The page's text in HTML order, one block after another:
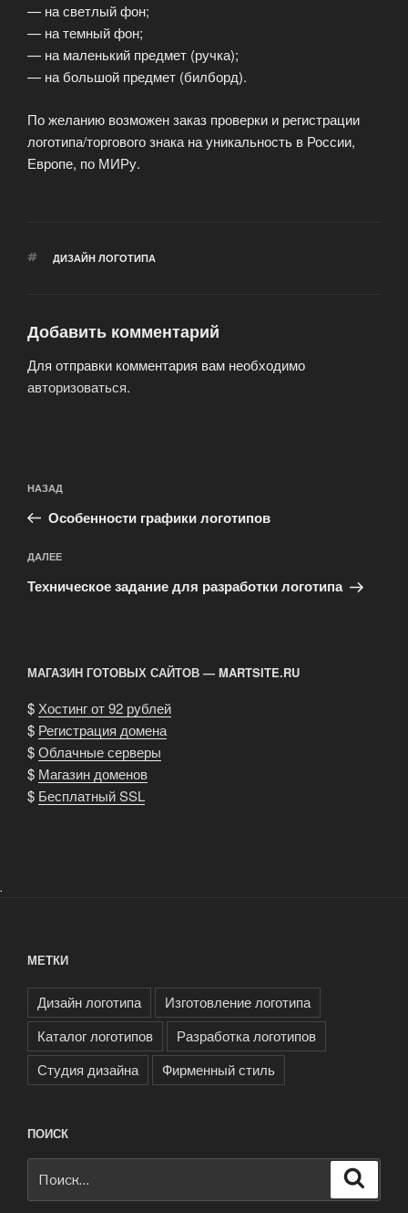
— на светлый фон;
— на темный фон;
— на маленький предмет (ручка);
— на большой предмет (билборд).
По желанию возможен заказ проверки и регистрации
логотипа/торгового знака на уникальность в России,
Европе, по МИРу.
МЕТКИ
ДИЗАЙН ЛОГОТИПА
Добавить комментарий
Для отправки комментария вам необходимо
авторизоваться.
по
записям
Предыдущая
запись:
НАЗАД
Особенности графики логотипов
Следующая
запись
ДАЛЕЕ
Техническое задание для разработки логотипа
МАГАЗИН ГОТОВЫХ САЙТОВ — MARTSITE.RU
$ Хостинг от 92 рублей
$ Регистрация домена
$Облачные серверы
$ Магазин доменов
$ Бесплатный SSL
.
МЕТКИ
Дизайн логотипа
Изготовление логотипа
Каталог логотипов
Разработка логотипов
Студия дизайна
Фирменный стиль
ПОИСК